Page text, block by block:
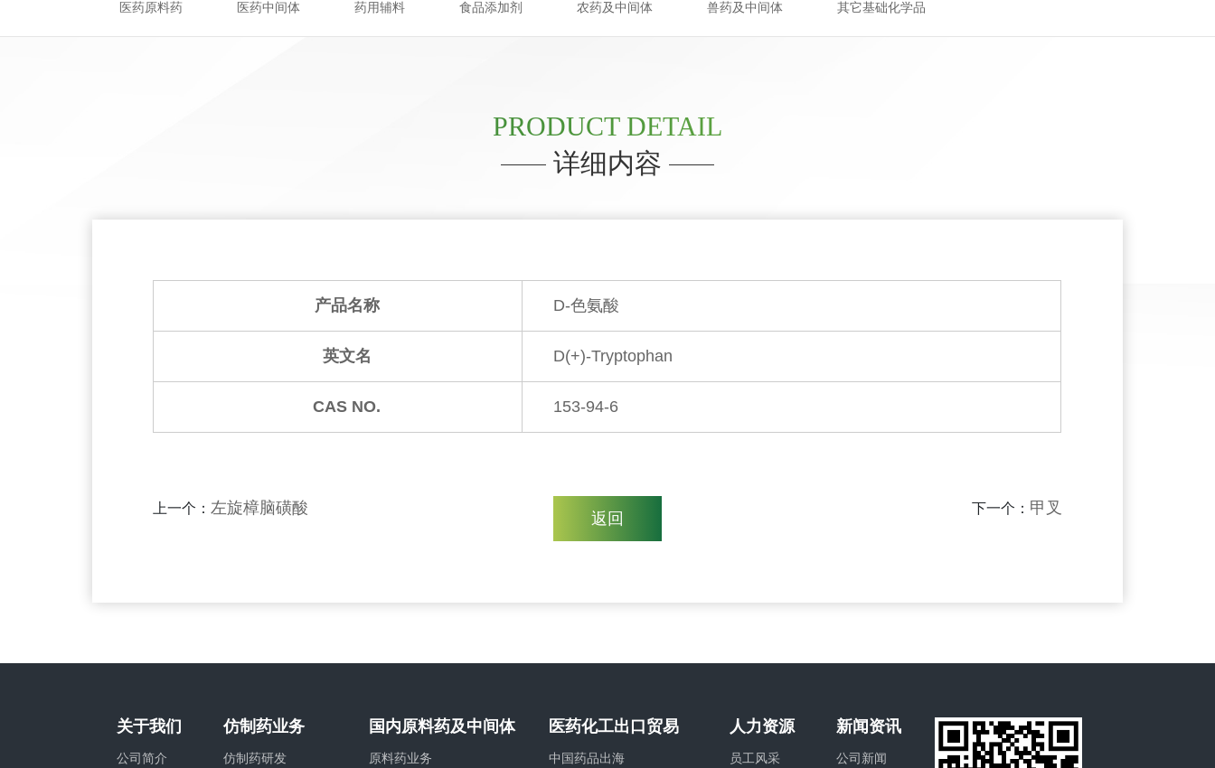
医药原料药 医药中间体 药用辅料 食品添加剂 农药及中间体 兽药及中间体 其它基础化学品
PRODUCT DETAIL
详细内容
产品名称 D-色氨酸
英文名 D(+)-Tryptophan
CAS NO. 153-94-6
上一个：左旋樟脑磺酸
返回
下一个： 甲叉
关于我们
公司简介
仿制药业务
仿制药研发
国内原料药及中间体
原料药业务
医药化工出口贸易
中国药品出海
人力资源
员工风采
新闻资讯
公司新闻